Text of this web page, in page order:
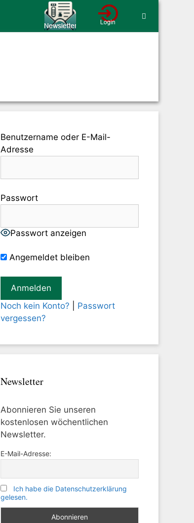
Benutzername oder E-Mail-
Adresse
Passwort
Passwort anzeigen
Angemeldet bleiben
Noch kein Konto?
Passwort
vergessen?
Newsletter
Abonnieren Sie unseren
kostenlosen wöchentlichen
Newsletter.
E-Mail-Adresse:
Ich habe die Datenschutzerklärung
gelesen.